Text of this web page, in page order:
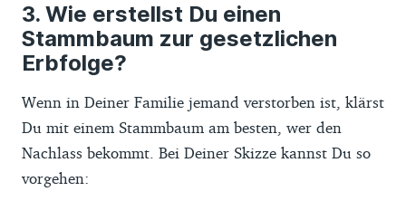
Wie erstellst Du einen
Stammbaum zur gesetzlichen
Erbfolge?
Wenn in Deiner Familie jemand verstorben ist, klärst
Du mit einem Stammbaum am besten, wer den
Nachlass bekommt. Bei Deiner Skizze kannst Du so
vorgehen: